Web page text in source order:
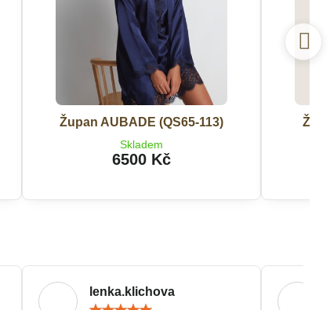
Župan AUBADE (QS65-113)
Skladem
6500 Kč
lenka.klichova